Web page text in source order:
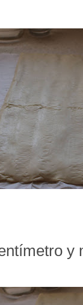
y